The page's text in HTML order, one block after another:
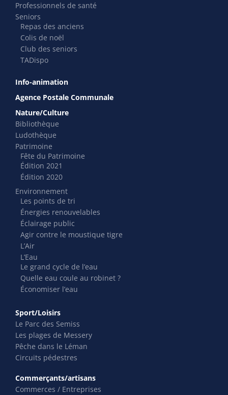
Professionnels de santé
Seniors
Repas des anciens
Colis de noël
Club des seniors
TADispo
Info-animation
Agence Postale Communale
Nature/Culture
Bibliothèque
Ludothèque
Patrimoine
Fête du Patrimoine
Édition 2021
Édition 2020
Environnement
Les points de tri
Énergies renouvelables
Éclairage public
Agir contre le moustique tigre
L’Air
L’Eau
Le grand cycle de l’eau
Quelle eau coule au robinet ?
Économiser l’eau
Sport/Loisirs
Le Parc des Semiss
Les plages de Messery
Pêche dans le Léman
Circuits pédestres
Commerçants/artisans
Commerces / Entreprises